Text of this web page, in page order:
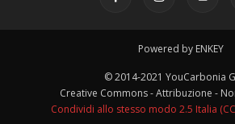
Powered by ENKEY
© 2014-2021 YouCarbonia
Creative Commons - Attribuzione -
Condividi allo stesso modo 2.5 Italia (CC